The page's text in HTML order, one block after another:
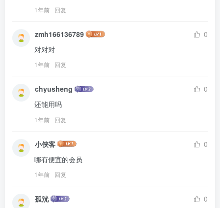
1年前 回复
zmh166136789
0
对对对
1年前 回复
chyusheng
0
还能用吗
1年前 回复
小侠客
0
哪有便宜的会员
1年前 回复
孤洸
0